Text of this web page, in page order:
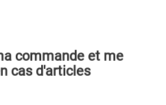
commande et me
cas d'articles